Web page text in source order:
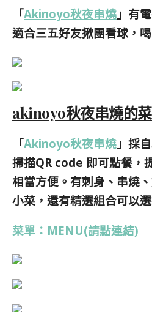
「Akinoyo秋夜串燒 」有
適合三五好友揪團看球，
akinoyo秋夜串燒的
「Akinoyo秋夜串燒 」採
掃描QR code 即可點餐，
相當方便。 有刺身、串燒
小菜，還有精選組合可以選
菜單：MENU(請點連結)